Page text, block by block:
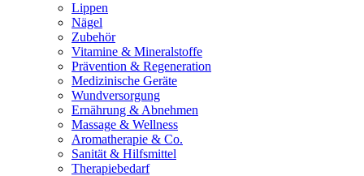
Lippen
Nägel
Zubehör
Vitamine & Mineralstoffe
Prävention & Regeneration
Medizinische Geräte
Wundversorgung
Ernährung & Abnehmen
Massage & Wellness
Aromatherapie & Co.
Sanität & Hilfsmittel
Therapiebedarf